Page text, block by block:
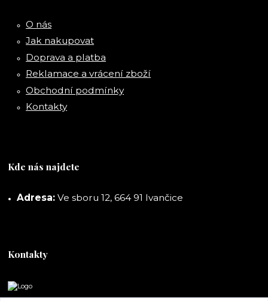
O nás
Jak nakupovat
Doprava a platba
Reklamace a vrácení zboží
Obchodní podmínky
Kontakty
Kde nás najdete
Adresa: Ve sboru 12, 664 91 Ivančice
Kontakty